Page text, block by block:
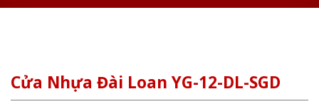
Cửa Nhựa Đài Loan YG-12-DL-SGD